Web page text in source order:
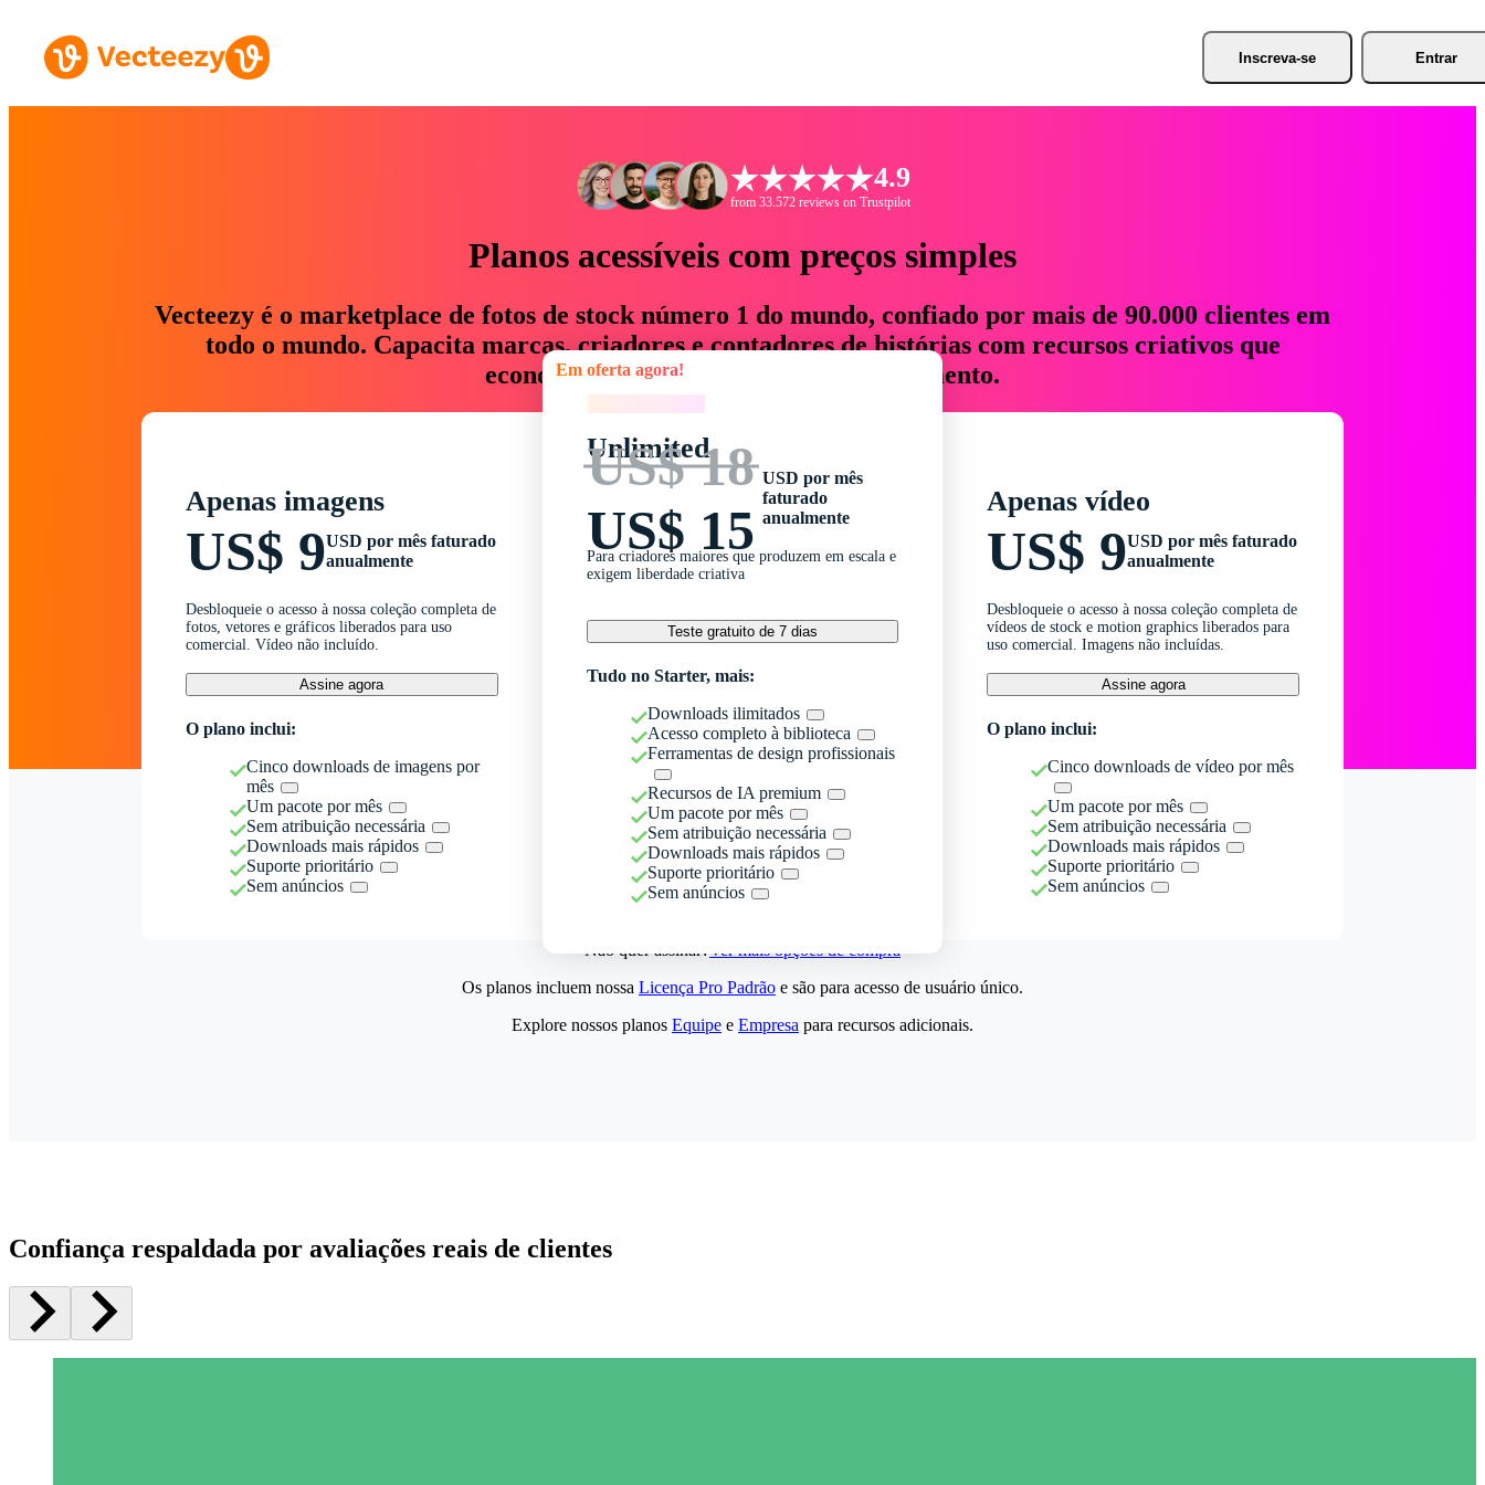
Inscreva-se Entrar
4.9
from 33.572 reviews on Trustpilot
Planos acessíveis com preços simples
Vecteezy é o marketplace de fotos de stock número 1 do mundo, confiado por mais de 90.000 clientes em
todo o mundo. Capacita marcas, criadores e contadores de histórias com recursos criativos que
economizam até 76% em tempo e orçamento.
Apenas imagens
US$ 9USD por mês faturado
anualmente
Desbloqueie o acesso à nossa coleção completa de
fotos, vetores e gráficos liberados para uso
comercial. Vídeo não incluído.
Assine agora
O plano inclui:
Cinco downloads de imagens por
mês
Um pacote por mês
Sem atribuição necessária
Downloads mais rápidos
Suporte prioritário
Sem anúncios
Em oferta agora!
Unlimited
US$ 18
US$ 15
USD por mês
faturado
anualmente
Para criadores maiores que produzem em escala e
exigem liberdade criativa
Teste gratuito de 7 dias
Tudo no Starter, mais:
Downloads ilimitados
Acesso completo à biblioteca
Ferramentas de design profissionais
Recursos de IA premium
Um pacote por mês
Sem atribuição necessária
Downloads mais rápidos
Suporte prioritário
Sem anúncios
Apenas vídeo
US$ 9USD por mês faturado
anualmente
Desbloqueie o acesso à nossa coleção completa de
vídeos de stock e motion graphics liberados para
uso comercial. Imagens não incluídas.
Assine agora
O plano inclui:
Cinco downloads de vídeo por mês
Um pacote por mês
Sem atribuição necessária
Downloads mais rápidos
Suporte prioritário
Sem anúncios
Não quer assinar?Ver mais opções de compra
Os planos incluem nossa Licença Pro Padrão e são para acesso de usuário único.
Explore nossos planos Equipe e Empresa para recursos adicionais.
Confiança respaldada por avaliações reais de clientes